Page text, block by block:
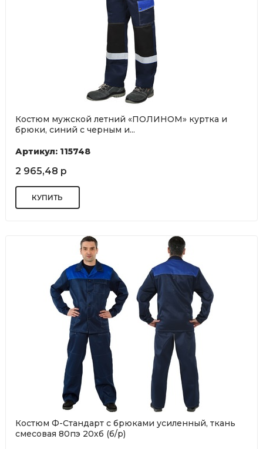
Костюм мужской летний «ПОЛИНОМ» куртка и
брюки, синий с черным и...
Артикул: 115748
2 965,48 р
Костюм Ф-Стандарт с брюками усиленный, ткань
смесовая 80пэ 20хб (б/р)